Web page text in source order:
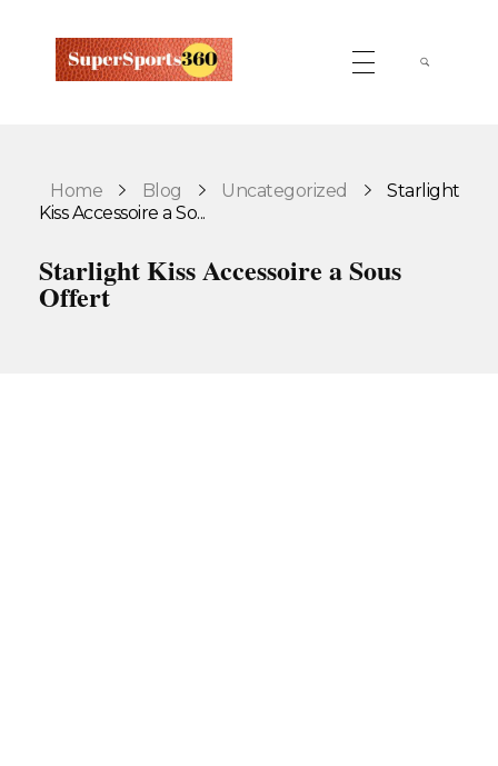
Home Blog Uncategorized
Starlight
Kiss Accessoire a So...
Starlight Kiss Accessoire a Sous
Offert